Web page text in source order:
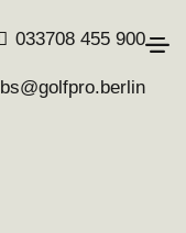
033708 455 900
bs@golfpro.berlin